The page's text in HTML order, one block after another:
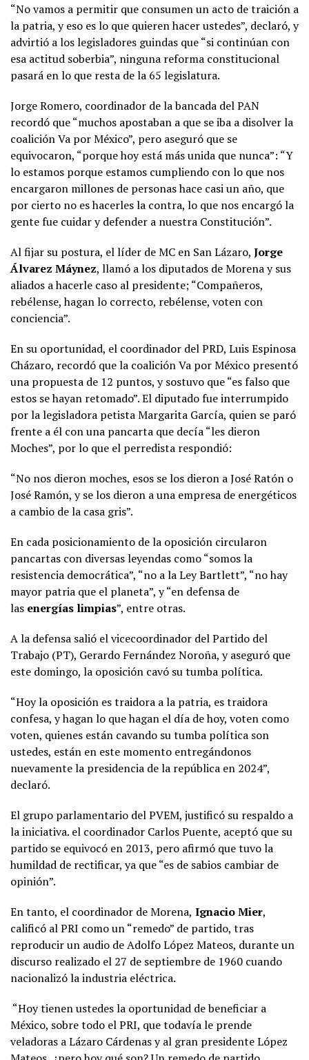
“No vamos a permitir que consumen un acto de traición a
la patria, y eso es lo que quieren hacer ustedes”, declaró, y
advirtió a los legisladores guindas que “si continúan con
esa actitud soberbia”, ninguna reforma constitucional
pasará en lo que resta de la 65 legislatura.
Jorge Romero, coordinador de la bancada del PAN
recordó que “muchos apostaban a que se iba a disolver la
coalición Va por México”, pero aseguró que se
equivocaron, “porque hoy está más unida que nunca”: “Y
lo estamos porque estamos cumpliendo con lo que nos
encargaron millones de personas hace casi un año, que
por cierto no es hacerles la contra, lo que nos encargó la
gente fue cuidar y defender a nuestra Constitución”.
Al fijar su postura, el líder de MC en San Lázaro, Jorge
Álvarez Máynez, llamó a los diputados de Morena y sus
aliados a hacerle caso al presidente; “Compañeros,
rebélense, hagan lo correcto, rebélense, voten con
conciencia”.
En su oportunidad, el coordinador del PRD, Luis Espinosa
Cházaro, recordó que la coalición Va por México presentó
una propuesta de 12 puntos, y sostuvo que “es falso que
estos se hayan retomado”. El diputado fue interrumpido
por la legisladora petista Margarita García, quien se paró
frente a él con una pancarta que decía “les dieron
Moches”, por lo que el perredista respondió:
“No nos dieron moches, esos se los dieron a José Ratón o
José Ramón, y se los dieron a una empresa de energéticos
a cambio de la casa gris”.
En cada posicionamiento de la oposición circularon
pancartas con diversas leyendas como “somos la
resistencia democrática”, “no a la Ley Bartlett”, “no hay
mayor patria que el planeta”, y “en defensa de
las energías limpias”, entre otras.
A la defensa salió el vicecoordinador del Partido del
Trabajo (PT), Gerardo Fernández Noroña, y aseguró que
este domingo, la oposición cavó su tumba política.
“Hoy la oposición es traidora a la patria, es traidora
confesa, y hagan lo que hagan el día de hoy, voten como
voten, quienes están cavando su tumba política son
ustedes, están en este momento entregándonos
nuevamente la presidencia de la república en 2024”,
declaró.
El grupo parlamentario del PVEM, justificó su respaldo a
la iniciativa. el coordinador Carlos Puente, aceptó que su
partido se equivocó en 2013, pero afirmó que tuvo la
humildad de rectificar, ya que “es de sabios cambiar de
opinión”.
En tanto, el coordinador de Morena, Ignacio Mier,
calificó al PRI como un “remedo” de partido, tras
reproducir un audio de Adolfo López Mateos, durante un
discurso realizado el 27 de septiembre de 1960 cuando
nacionalizó la industria eléctrica.
“Hoy tienen ustedes la oportunidad de beneficiar a
México, sobre todo el PRI, que todavía le prende
veladoras a Lázaro Cárdenas y al gran presidente López